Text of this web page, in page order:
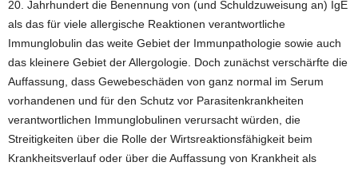
20. Jahrhundert die Benennung von (und Schuldzuweisung an) IgE
als das für viele allergische Reaktionen verantwortliche
Immunglobulin das weite Gebiet der Immunpathologie sowie auch
das kleinere Gebiet der Allergologie. Doch zunächst verschärfte die
Auffassung, dass Gewebeschäden von ganz normal im Serum
vorhandenen und für den Schutz vor Parasitenkrankheiten
verantwortlichen Immunglobulinen verursacht würden, die
Streitigkeiten über die Rolle der Wirtsreaktionsfähigkeit beim
Krankheitsverlauf oder über die Auffassung von Krankheit als